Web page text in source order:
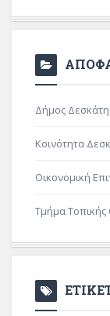
Δήμος
Κοινότητα
Οικονομική
Τμήμα Τοπικής